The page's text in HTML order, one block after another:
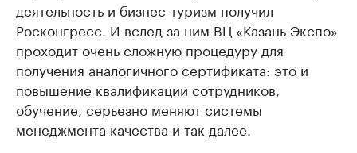
деятельность и бизнес-туризм получил
Росконгресс. И вслед за ним ВЦ «Казань Экспо»
проходит очень сложную процедуру для
получения аналогичного сертификата: это и
повышение квалификации сотрудников,
обучение, серьезно меняют системы
менеджмента качества и так далее.